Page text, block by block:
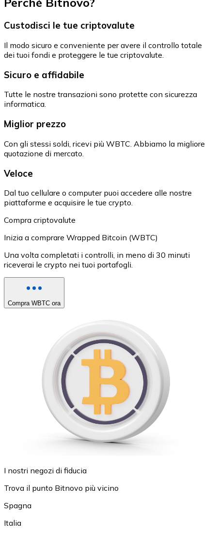
Custodisci le tue criptovalute
Il modo sicuro e conveniente per avere il controllo totale
dei tuoi fondi e proteggere le tue criptovalute.
Sicuro e affidabile
Tutte le nostre transazioni sono protette con sicurezza
informatica.
Miglior prezzo
Con gli stessi soldi, ricevi più WBTC. Abbiamo la migliore
quotazione di mercato.
Veloce
Dal tuo cellulare o computer puoi accedere alle nostre
piattaforme e acquisire le tue crypto.
Compra criptovalute
Inizia a comprare Wrapped Bitcoin (WBTC)
Una volta completati i controlli, in meno di 30 minuti
riceverai le crypto nei tuoi portafogli.
Compra WBTC ora
I nostri negozi di fiducia
Trova il punto Bitnovo più vicino
Spagna
Italia